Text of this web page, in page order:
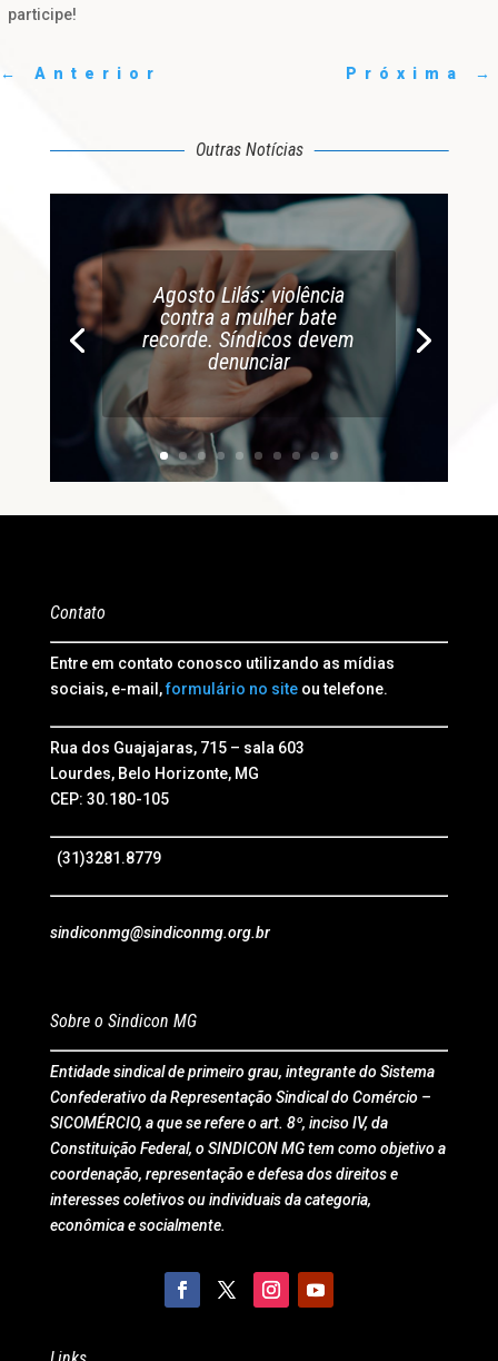
participe!
← Anterior Próxima →
Outras Notícias
Agosto Lilás: violência
contra a mulher bate
recorde. Síndicos devem
denunciar
Contato
Entre em contato conosco utilizando as mídias
sociais, e-mail,formulário no siteou telefone.
Rua dos Guajajaras, 715 – sala 603
Lourdes, Belo Horizonte, MG
CEP: 30.180-105
(31)3281.8779
sindiconmg@sindiconmg.org.br
Sobre o Sindicon MG
Entidade sindical de primeiro grau, integrante do Sistema
Confederativo da Representação Sindical do Comércio –
SICOMÉRCIO, a que se refere o art. 8º, inciso IV, da
Constituição Federal, o SINDICON MG tem como objetivo a
coordenação, representação e defesa dos direitos e
interesses coletivos ou individuais da categoria,
econômica e socialmente.